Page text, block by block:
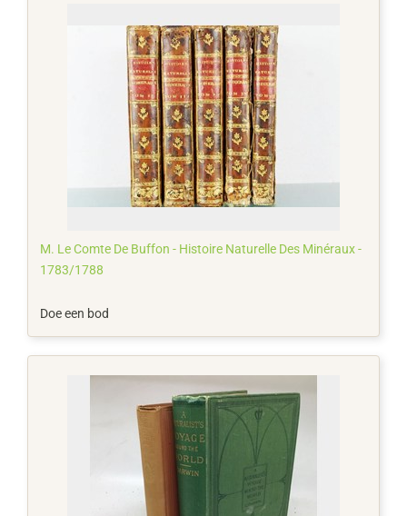
M. Le Comte De Buffon - Histoire Naturelle Des Minéraux -
1783/1788
Doe een bod